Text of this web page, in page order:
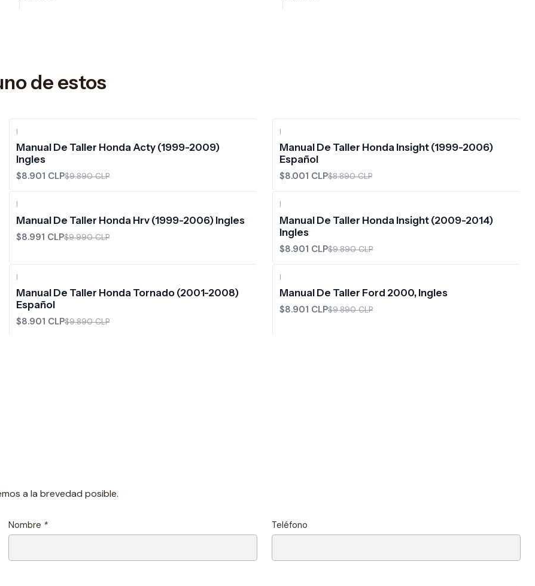
de estos
|
Manual De Taller Honda Acty (1999-2009)
Ingles
$8.901 CLP$9.890 CLP
|
Manual De Taller Honda Insight (1999-2006)
Español
$8.001 CLP$8.890 CLP
|
Manual De Taller Honda Hrv (1999-2006) Ingles
$8.991 CLP$9.990 CLP
|
Manual De Taller Honda Insight (2009-2014)
Ingles
$8.901 CLP$9.890 CLP
|
Manual De Taller Honda Tornado (2001-2008)
Español
$8.901 CLP$9.890 CLP
|
Manual De Taller Ford 2000, Ingles
$8.901 CLP$9.890 CLP
a la brevedad posible.
Nombre * Teléfono